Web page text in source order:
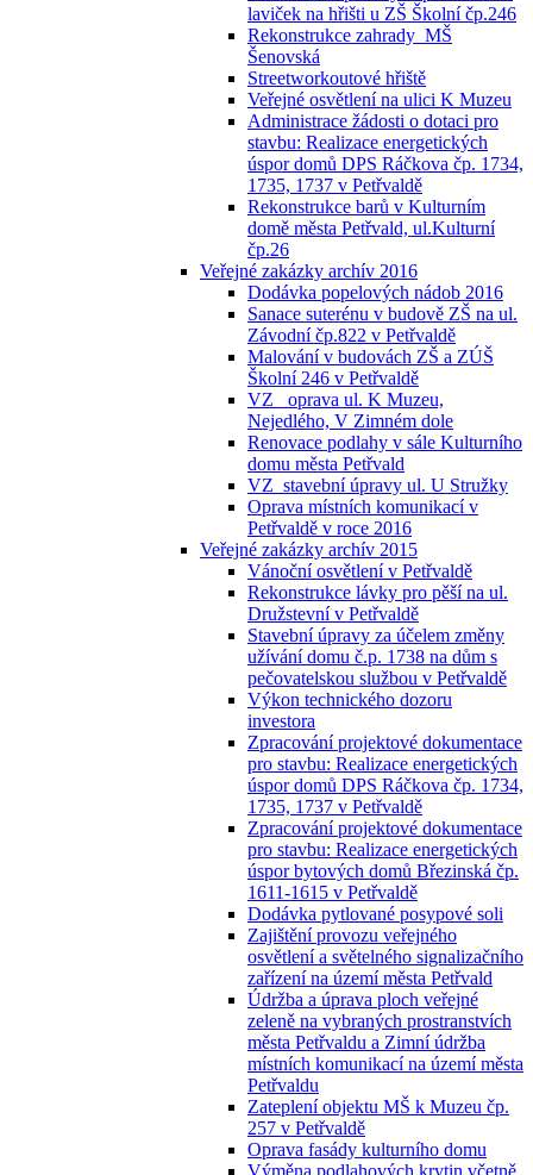
laviček na hřišti u ZŠ Školní čp.246
Rekonstrukce zahrady_MŠ
Šenovská
Streetworkoutové hřiště
Veřejné osvětlení na ulici K Muzeu
Administrace žádosti o dotaci pro
stavbu: Realizace energetických
úspor domů DPS Ráčkova čp. 1734,
1735, 1737 v Petřvaldě
Rekonstrukce barů v Kulturním
domě města Petřvald, ul.Kulturní
čp.26
Veřejné zakázky archív 2016
Dodávka popelových nádob 2016
Sanace suterénu v budově ZŠ na ul.
Závodní čp.822 v Petřvaldě
Malování v budovách ZŠ a ZÚŠ
Školní 246 v Petřvaldě
VZ_ oprava ul. K Muzeu,
Nejedlého, V Zimném dole
Renovace podlahy v sále Kulturního
domu města Petřvald
VZ_stavební úpravy ul. U Stružky
Oprava místních komunikací v
Petřvaldě v roce 2016
Veřejné zakázky archív 2015
Vánoční osvětlení v Petřvaldě
Rekonstrukce lávky pro pěší na ul.
Družstevní v Petřvaldě
Stavební úpravy za účelem změny
užívání domu č.p. 1738 na dům s
pečovatelskou službou v Petřvaldě
Výkon technického dozoru
investora
Zpracování projektové dokumentace
pro stavbu: Realizace energetických
úspor domů DPS Ráčkova čp. 1734,
1735, 1737 v Petřvaldě
Zpracování projektové dokumentace
pro stavbu: Realizace energetických
úspor bytových domů Březinská čp.
1611-1615 v Petřvaldě
Dodávka pytlované posypové soli
Zajištění provozu veřejného
osvětlení a světelného signalizačního
zařízení na území města Petřvald
Údržba a úprava ploch veřejné
zeleně na vybraných prostranstvích
města Petřvaldu a Zimní údržba
místních komunikací na území města
Petřvaldu
Zateplení objektu MŠ k Muzeu čp.
257 v Petřvaldě
Oprava fasády kulturního domu
Výměna podlahových krytin včetně